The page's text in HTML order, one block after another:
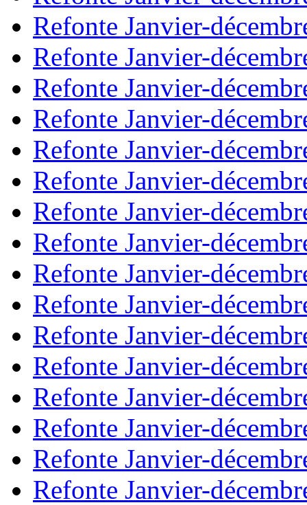
Refonte Janvier-
Refonte Janvier-
Refonte Janvier-
Refonte Janvier-
Refonte Janvier-
Refonte Janvier-
Refonte Janvier-
Refonte Janvier-
Refonte Janvier-
Refonte Janvier-
Refonte Janvier-
Refonte Janvier-
Refonte Janvier-
Refonte Janvier-
Refonte Janvier-
Refonte Janvier-